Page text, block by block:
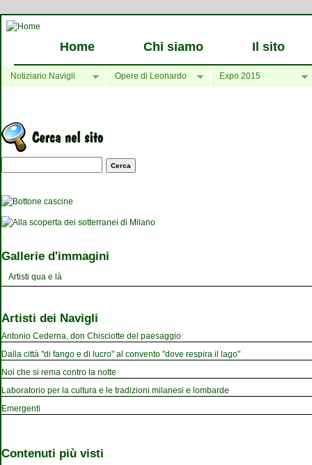
Home Chi siamo Il sito
Notiziario Navigli Opere di Leonardo Expo 2015
Maschera di ricerca
Gallerie d'immagini
Artisti qua e là
Artisti dei Navigli
Antonio Cederna, don Chisciotte del paesaggio
Dalla città "di fango e di lucro" al convento "dove respira il lago"
Noi che si rema contro la notte
Laboratorio per la cultura e le tradizioni milanesi e lombarde
Emergenti
Contenuti più visti